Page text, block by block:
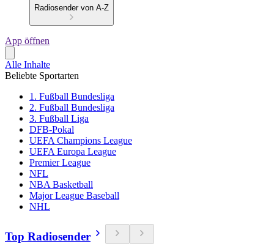
Radiosender von A-Z
App öffnen
Alle Inhalte
Beliebte Sportarten
1. Fußball Bundesliga
2. Fußball Bundesliga
3. Fußball Liga
DFB-Pokal
UEFA Champions League
UEFA Europa League
Premier League
NFL
NBA Basketball
Major League Baseball
NHL
Top Radiosender